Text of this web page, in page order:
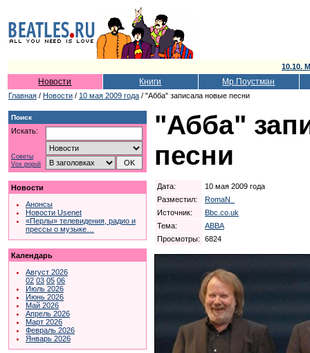
10.10.
Новости Книги Мр.Поустман
Главная / Новости / 10 мая 2009 года / "Абба" записала новые песни
Поиск
Искать:
Советы
Vox populi
Новости
Анонсы
Новости Usenet
«Перлы» телевидения, радио и
прессы о музыке…
Календарь
Август 2026
02 03 05 06
Июль 2026
Июнь 2026
Май 2026
Апрель 2026
Март 2026
Февраль 2026
Январь 2026
"Абба"
песни
Дата:
10 мая 2009 года
Разместил:
RomaN_
Источник:
Bbc.co.uk
Тема:
ABBA
Просмотры:
6824